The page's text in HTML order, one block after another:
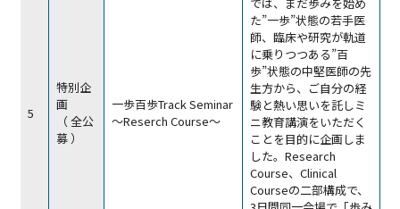
5
特別企
画
（ 全公
募 ）
一歩百歩Track Seminar
～Reserch Course～
た”一歩”状態の若手医
師、臨床や研究が軌道
に乗りつつある”百
歩”状態の中堅医師の先
生方から、ご自分の経
験と熱い思いを託しミ
ニ教育講演をいただく
ことを目的に企画しま
した。Research
Course、Clinical
Courseの二部構成で、